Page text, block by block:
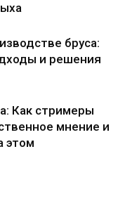
бруса:
и решения
Как стримеры
мнение и
этом